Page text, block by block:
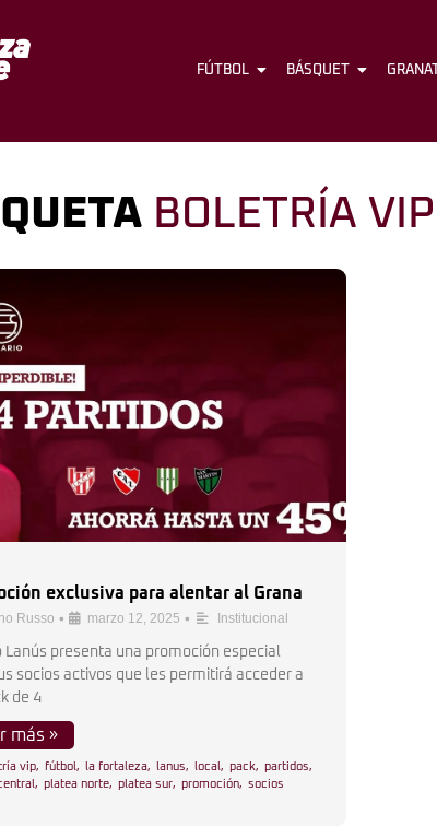
FÚTBOL
FÚTBOL BÁSQUET
BOLETRÍA VIP
exclusiva para alentar al Grana
Russo • marzo 12, 2025 • Institucional
Lanús presenta una promoción especial
socios activos que les permitirá acceder a
de 4
más »
vip, fútbol , la fortaleza, lanus, local , pack, partidos,
, platea norte, platea sur, promoción, socios